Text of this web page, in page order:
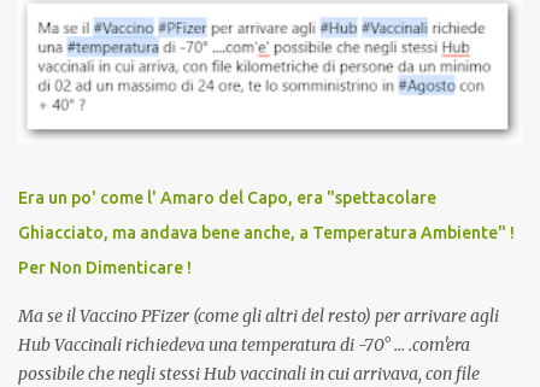
sconti, incentivi per vaccinarsi. Non avevamo mai visto
discriminazioni per coloro che non l’hanno fatto. Se non sei stato
vaccinato, nessuno aveva prima cercato di farti sentire una
persona cattiva. Non avevamo mai visto un vaccino che minacci le
vaccino usato per minacciare i mezzi di sussistenza, il lavoro o la
scuola. Non avevamo mai visto un vaccino che permettesse a un
dodicenne di ignorare il consenso dei genitori. Dopo tutti i vaccini
che abbiamo elencato sopra...
Era un po' come l' Amaro del Capo, era "spettacolare
Ghiacciato, ma andava bene anche, a Temperatura Ambiente" !
Per Non Dimenticare !
Ma se il Vaccino PFizer (come gli altri del resto) per arrivare agli
Hub Vaccinali richiedeva una temperatura di -70° ... .com'era
possibile che negli stessi Hub vaccinali in cui arrivava, con file